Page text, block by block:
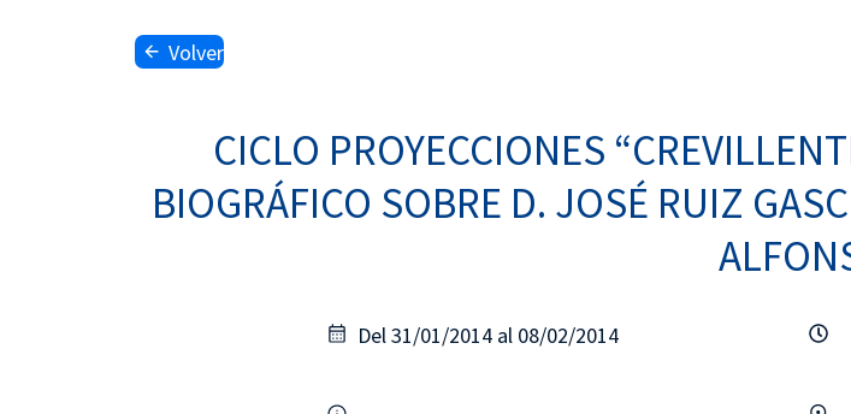
Volver
CICLO PROYECCIONES
BIOGRÁFICO SOBRE D. JOSÉ RUIZ
Del 31/01/2014 al 08/02/2014